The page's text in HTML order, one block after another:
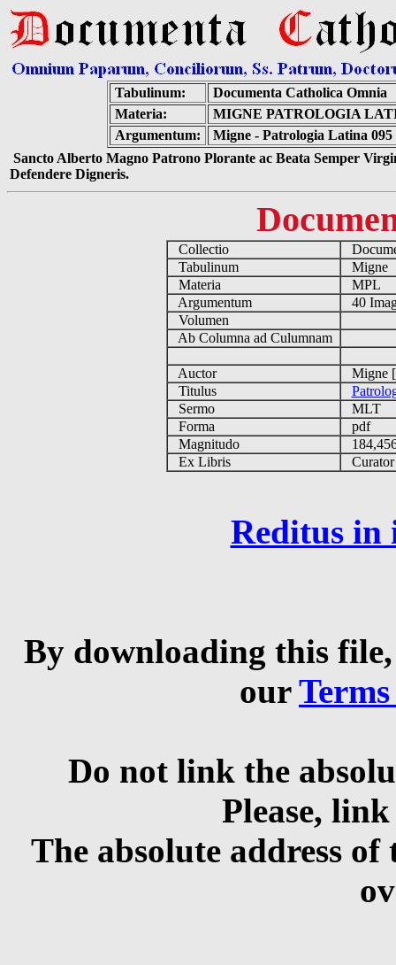
Tabulinum:
Documenta Catholica Omnia
Materia:
MIGNE PATROLOGIA
Argumentum:
Migne - Patrologia Latina
Sancto Alberto Magno Patrono Plorante ac Beata Semper
Defendere Digneris.
Collectio
Tabulinum
Migne
Materia
MPL
Argumentum
40
Volumen
Ab Columna ad Culumnam
Auctor
Migne
Titulus
Sermo
MLT
Forma
pdf
Magnitudo
Ex Libris
Curator
Reditus in
By downloading this
our
Do not link the
Please,
The absolute address